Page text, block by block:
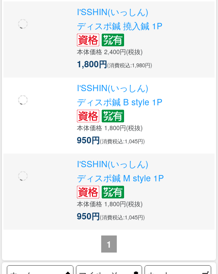
I'SSHIN(いっしん)
ディスポ鍼 撓入鍼 1P
本体価格 2,400円(税抜)
1,800円(消費税込:1,980円)
I'SSHIN(いっしん)
ディスポ鍼 B style 1P
本体価格 1,800円(税抜)
950円(消費税込:1,045円)
I'SSHIN(いっしん)
ディスポ鍼 M style 1P
本体価格 1,800円(税抜)
950円(消費税込:1,045円)
1